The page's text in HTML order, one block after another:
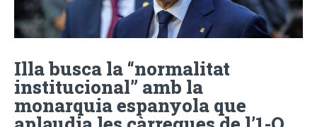
Illa busca la “normalitat
institucional” amb la
monarquia espanyola que